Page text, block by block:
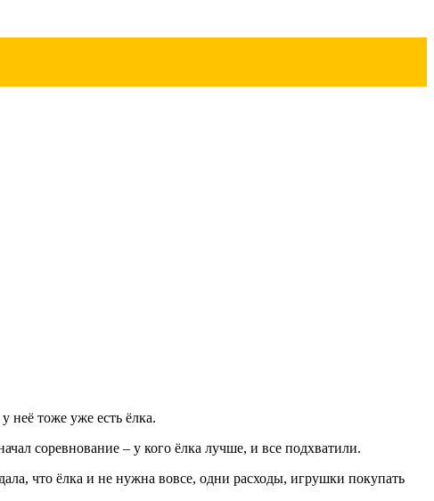
неё тоже уже есть ёлка.
соревнование – у кого ёлка лучше, и все подхватили.
что ёлка и не нужна вовсе, одни расходы, игрушки покупать